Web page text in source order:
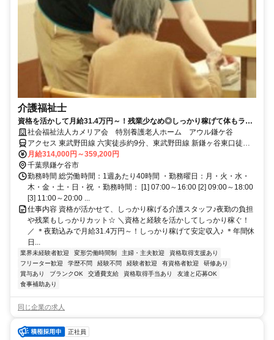
介護福祉士
資格を活かして月給31.4万円～！残業少なめ◎しっかり稼げて体もラク
ラク♪社会福祉法人カメリア会 特別養護老人ホーム アウル鎌ケ谷
アクセス 東武野田線 六実徒歩約9分、東武野田線 新鎌ヶ谷東口徒歩
約26分、京成成田空港線・北総鉄道線 新鎌ヶ谷東口徒歩約26分
月給314,000円～359,200円
千葉県鎌ケ谷市
勤務時間 総労働時間：1週あたり40時間 ・勤務曜日：月・火・水・
木・金・土・日・祝 ・勤務時間： [1] 07:00～16:00 [2] 09:00～18:00
[3] 11:00～20:00 ...
仕事内容 資格が活かせて、しっかり稼げる介護スタッフ♪夜勤の負担
や残業もしっかりカット☆ ＼資格と経験を活かしてしっかり稼ぐ！
／ ＊夜勤込みで月給31.4万円～！しっかり稼げて安定収入♪ ＊年間休
日...
業界未経験者歓迎 変形労働時間制 主婦・主夫歓迎
資格取得支援あり
フリーター歓迎
学歴不問 経験不問 経験者歓迎 有資格者歓迎
研修あり
賞与あり
ブランクOK 交通費支給 資格取得手当あり
友達と応募OK
食事補助あり
同じ企業の求人
正社員